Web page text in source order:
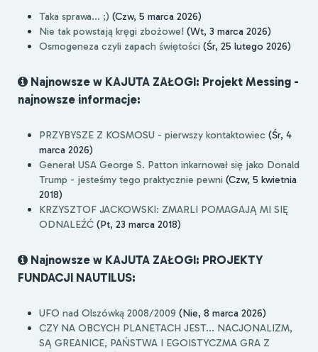
Taka sprawa... ;) (Czw, 5 marca 2026)
Nie tak powstają kręgi zbożowe! (Wt, 3 marca 2026)
Osmogeneza czyli zapach świętości (Śr, 25 lutego 2026)
Najnowsze w KAJUTA ZAŁOGI: Projekt Messing -
najnowsze informacje:
PRZYBYSZE Z KOSMOSU - pierwszy kontaktowiec (Śr, 4
marca 2026)
Generał USA George S. Patton inkarnował się jako Donald
Trump - jesteśmy tego praktycznie pewni (Czw, 5 kwietnia
2018)
KRZYSZTOF JACKOWSKI: ZMARLI POMAGAJĄ MI SIĘ
ODNALEŹĆ (Pt, 23 marca 2018)
Najnowsze w KAJUTA ZAŁOGI: PROJEKTY
FUNDACJI NAUTILUS:
UFO nad Olszówką 2008/2009 (Nie, 8 marca 2026)
CZY NA OBCYCH PLANETACH JEST... NACJONALIZM,
SĄ GREANICE, PAŃSTWA I EGOISTYCZMA GRA Z